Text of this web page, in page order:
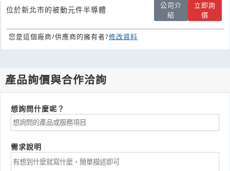
位於新北市的被動元件半導體
公司介
紹
立即詢
價
您是這個廠商/供應商的擁有者?修改資料
產品詢價與合作洽詢
想詢問什麼呢？
需求說明